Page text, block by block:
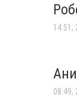
14:51,
08:49,